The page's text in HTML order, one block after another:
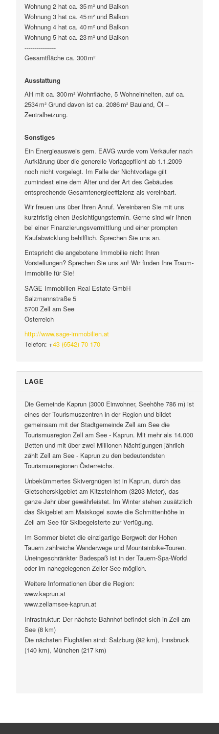
Wohnung 2 hat ca. 35 m² und Balkon
Wohnung 3 hat ca. 45 m² und Balkon
Wohnung 4 hat ca. 40 m² und Balkon
Wohnung 5 hat ca. 23 m² und Balkon
----------------
Gesamtfläche ca. 300 m²
Ausstattung
AH mit ca. 300 m² Wohnfläche, 5 Wohneinheiten, auf ca.
2534 m² Grund davon ist ca. 2086 m² Bauland, Öl –
Zentralheizung.
Sonstiges
Ein Energieausweis gem. EAVG wurde vom Verkäufer nach
Aufklärung über die generelle Vorlagepflicht ab 1.1.2009
noch nicht vorgelegt. Im Falle der Nichtvorlage gilt
zumindest eine dem Alter und der Art des Gebäudes
entsprechende Gesamtenergieeffizienz als vereinbart.
Wir freuen uns über Ihren Anruf. Vereinbaren Sie mit uns
kurzfristig einen Besichtigungstermin. Gerne sind wir Ihnen
bei einer Finanzierungsvermittlung und einer prompten
Kaufabwicklung behilflich. Sprechen Sie uns an.
Entspricht die angebotene Immobilie nicht Ihren
Vorstellungen? Sprechen Sie uns an! Wir finden Ihre Traum-
Immobilie für Sie!
SAGE Immobilien Real Estate GmbH
Salzmannstraße 5
5700 Zell am See
Österreich
http://www.sage-immobilien.at
Telefon: +43 (6542) 70 170
LAGE
Die Gemeinde Kaprun (3000 Einwohner, Seehöhe 786 m) ist
eines der Tourismuszentren in der Region und bildet
gemeinsam mit der Stadtgemeinde Zell am See die
Tourismusregion Zell am See - Kaprun. Mit mehr als 14.000
Betten und mit über zwei Millionen Nächtigungen jährlich
zählt Zell am See - Kaprun zu den bedeutendsten
Tourismusregionen Österreichs.
Unbekümmertes Skivergnügen ist in Kaprun, durch das
Gletscherskigebiet am Kitzsteinhorn (3203 Meter), das
ganze Jahr über gewährleistet. Im Winter stehen zusätzlich
das Skigebiet am Maiskogel sowie die Schmittenhöhe in
Zell am See für Skibegeisterte zur Verfügung.
Im Sommer bietet die einzigartige Bergwelt der Hohen
Tauern zahlreiche Wanderwege und Mountainbike-Touren.
Uneingeschränkter Badespaß ist in der Tauern-Spa-World
oder im nahegelegenen Zeller See möglich.
Weitere Informationen über die Region:
www.kaprun.at
www.zellamsee-kaprun.at
Infrastruktur: Der nächste Bahnhof befindet sich in Zell am
See (8 km)
Die nächsten Flughäfen sind: Salzburg (92 km), Innsbruck
(140 km), München (217 km)